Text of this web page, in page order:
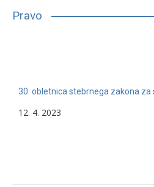
Pravo
30. obletnica stebrnega zakona za
12. 4. 2023